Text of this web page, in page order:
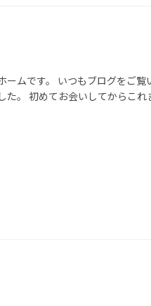
ームです。 いつもブログをご
た。 初めてお会いしてからこ